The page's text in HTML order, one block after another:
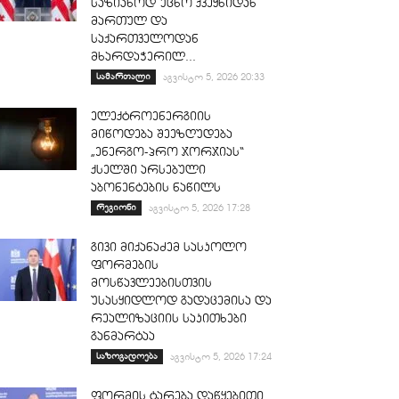
საზიანოდ უცხო ქვეყნიდან
მართულ და
საქართველოდან
მხარდაჭერილ...
სამართალი აგვისტო 5, 2026 20:33
ელექტროენერგიის
მიწოდება შეეზღუდება
„ენერგო-პრო ჯორჯიას“
ქსელში არსებული
აბონენტების ნაწილს
რეგიონი აგვისტო 5, 2026 17:28
გივი მიქანაძემ სასკოლო
ფორმების
მოსწავლეებისთვის
უსასყიდლოდ გადაცემისა და
რეალიზაციის საკითხები
განმარტაა
საზოგადოება აგვისტო 5, 2026 17:24
ფორმის ტარება დაწყებითი